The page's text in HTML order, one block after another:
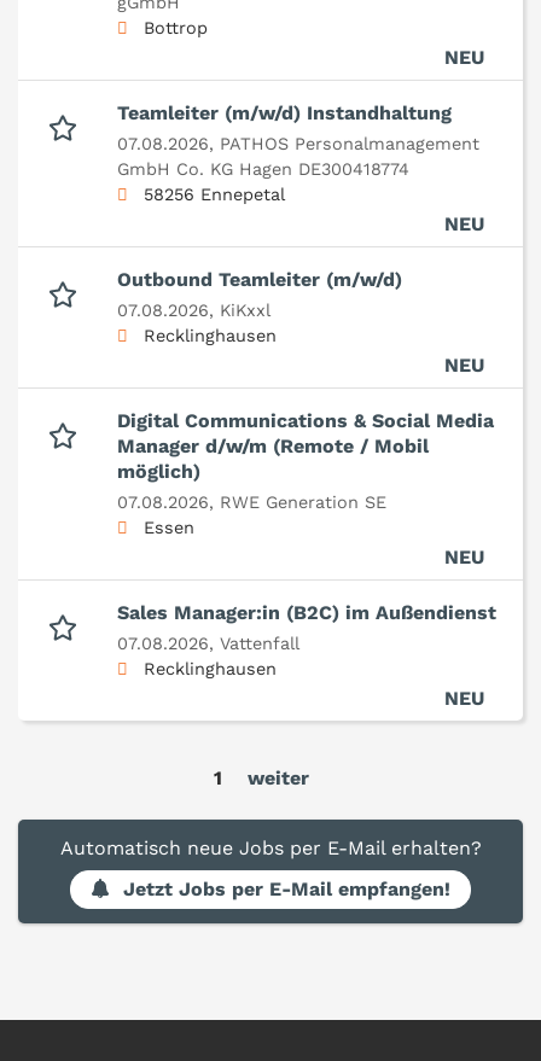
Bottrop
NEU
Teamleiter (m/w/d) Instandhaltung
07.08.2026, PATHOS Personalmanagement
GmbH Co. KG Hagen DE300418774
58256 Ennepetal
NEU
Outbound Teamleiter (m/w/d)
07.08.2026, KiKxxl
Recklinghausen
NEU
Digital Communications & Social Media
Manager d/w/m (Remote / Mobil
möglich)
07.08.2026, RWE Generation SE
Essen
NEU
Sales Manager:in (B2C) im Außendienst
07.08.2026, Vattenfall
Recklinghausen
NEU
1 weiter
Automatisch neue Jobs per E-Mail erhalten?
Jetzt Jobs per E-Mail empfangen!